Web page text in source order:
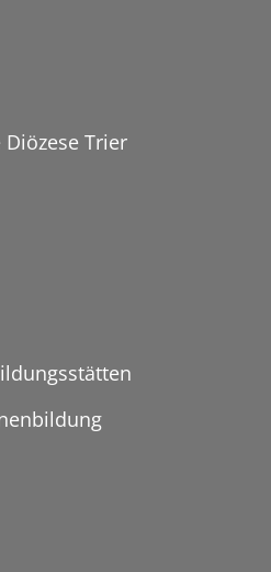
Trier